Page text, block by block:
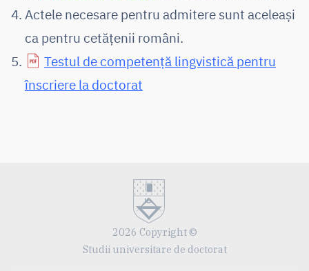
Actele necesare pentru admitere sunt aceleași
ca pentru cetățenii români.
Testul de competență lingvistică pentru
înscriere la doctorat
2026 Copyright ©
Studii universitare de doctorat